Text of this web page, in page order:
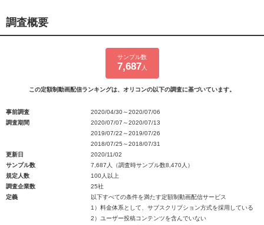
調査概要
サンプル数
7,687 人
この定額制動画配信ランキングは、オリコンの以下の調査に基づいています。
事前調査
2020/04/30～2020/07/06
調査期間
2020/07/07～2020/07/13
2019/07/22～2019/07/26
2018/07/25～2018/07/31
更新日
2020/11/02
サンプル数
7,687人（調査時サンプル数8,470人）
規定人数
100人以上
調査企業数
25社
定義
以下すべての条件を満たす定額制動画配信サービス
1）料金体系として、サブスクリプション方式を採用している
2）ユーザー投稿コンテンツを含んでいない